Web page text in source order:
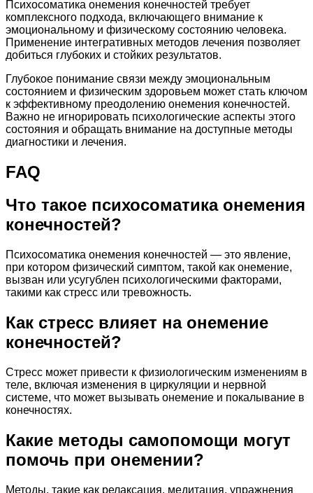
Психосоматика онемения конечностей требует
комплексного подхода, включающего внимание к
эмоциональному и физическому состоянию человека.
Применение интегративных методов лечения позволяет
добиться глубоких и стойких результатов.
Глубокое понимание связи между эмоциональным
состоянием и физическим здоровьем может стать ключом
к эффективному преодолению онемения конечностей.
Важно не игнорировать психологические аспекты этого
состояния и обращать внимание на доступные методы
диагностики и лечения.
FAQ
Что такое психосоматика онемения
конечностей?
Психосоматика онемения конечностей — это явление,
при котором физический симптом, такой как онемение,
вызван или усугублен психологическими факторами,
такими как стресс или тревожность.
Как стресс влияет на онемение
конечностей?
Стресс может привести к физиологическим изменениям в
теле, включая изменения в циркуляции и нервной
системе, что может вызывать онемение и покалывание в
конечностях.
Какие методы самопомощи могут
помочь при онемении?
Методы, такие как релаксация, медитация, упражнения